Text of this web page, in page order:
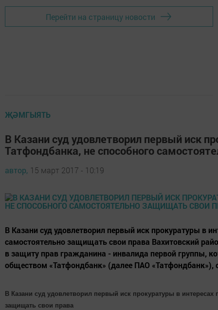
Перейти на страницу новости
ҖӘМГЫЯТЬ
В Казани суд удовлетворил первый иск
Татфондбанка, не способного
автор, 15 март 2017 - 10:19
В Казани суд удовлетворил первый иск прокуратуры в
самостоятельно защищать свои права Вахитовский
в защиту прав гражданина - инвалида первой группы,
обществом «Татфондбанк» (далее ПАО
В Казани суд удовлетворил первый иск прокуратуры в
защищать свои права